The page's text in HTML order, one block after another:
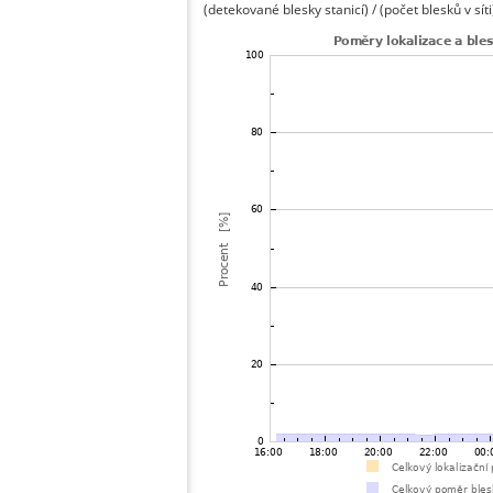
(detekované blesky stanicí) / (počet blesků v